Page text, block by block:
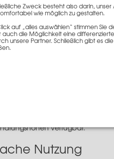
für gute Schalzeiten
der schalhautähnlichen
x 37,5 cm ermöglicht das
Ausgleichsteil können Sie
verbunden.
verfügbar.
Nutzung
Zweck besteht also darin,
wie möglich zu gestalten.
auf „alles auswählen“ stimmen
die Möglichkeit eine
unsere Partner. Schließlich gibt es